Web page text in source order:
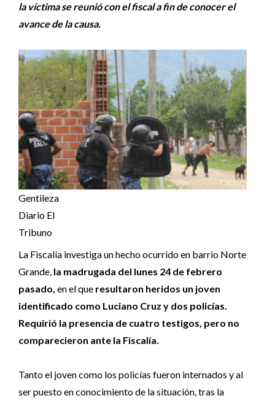
la víctima se reunió con el fiscal a fin de conocer el
avance de la causa.
Gentileza
Diario El
Tribuno
La Fiscalía investiga un hecho ocurrido en barrio Norte
Grande, la madrugada del lunes 24 de febrero
pasado, en el que resultaron heridos un joven
identificado como Luciano Cruz y dos policías.
Requirió la presencia de cuatro testigos, pero no
comparecieron ante la Fiscalía.
Tanto el joven como los policías fueron internados y al
ser puesto en conocimiento de la situación, tras la